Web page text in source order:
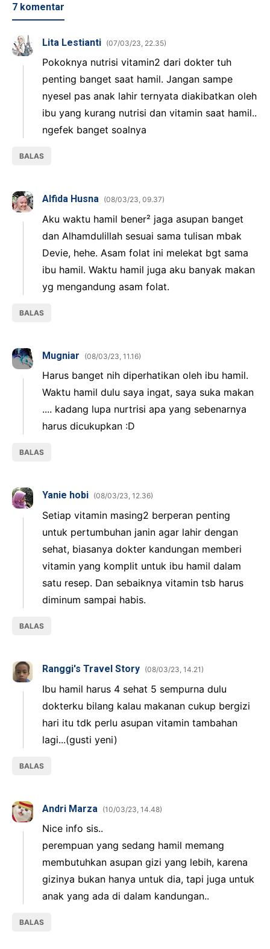
7 komentar
Lita Lestianti 07/03/23, 22.35
Pokoknya nutrisi vitamin2 dari dokter tuh
penting banget saat hamil. Jangan sampe
nyesel pas anak lahir ternyata diakibatkan oleh
ibu yang kurang nutrisi dan vitamin saat hamil..
ngefek banget soalnya
BALAS
Alfida Husna 08/03/23, 09.37
Aku waktu hamil bener² jaga asupan banget
dan Alhamdulillah sesuai sama tulisan mbak
Devie, hehe. Asam folat ini melekat bgt sama
ibu hamil. Waktu hamil juga aku banyak makan
yg mengandung asam folat.
BALAS
Mugniar 08/03/23, 11.16
Harus banget nih diperhatikan oleh ibu hamil.
Waktu hamil dulu saya ingat, saya suka makan
.... kadang lupa nurtrisi apa yang sebenarnya
harus dicukupkan :D
BALAS
Yanie hobi 08/03/23, 12.36
Setiap vitamin masing2 berperan penting
untuk pertumbuhan janin agar lahir dengan
sehat, biasanya dokter kandungan memberi
vitamin yang komplit untuk ibu hamil dalam
satu resep. Dan sebaiknya vitamin tsb harus
diminum sampai habis.
BALAS
Ranggi's Travel Story 08/03/23, 14.21
Ibu hamil harus 4 sehat 5 sempurna dulu
dokterku bilang kalau makanan cukup bergizi
hari itu tdk perlu asupan vitamin tambahan
lagi...(gusti yeni)
BALAS
Andri Marza 10/03/23, 14.48
Nice info sis..
perempuan yang sedang hamil memang
membutuhkan asupan gizi yang lebih, karena
gizinya bukan hanya untuk dia, tapi juga untuk
anak yang ada di dalam kandungan..
BALAS